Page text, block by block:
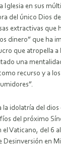
Iglesia en sus
del único Dios de
extractivas que
dinero” que ha
que atropella a
una
recurso y a
la idolatría del
del próximo
el Vaticano, del 6
Desinversión en